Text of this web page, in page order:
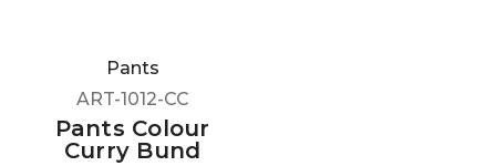
Pants
ART-1012-CC
Pants Colour
Curry Bund